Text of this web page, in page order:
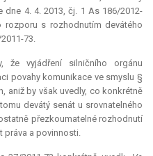
4. 4. 2013, čj. 1 As 186/2012-
s rozhodnutím devátého
73.
že vyjádření silničního orgánu
povahy komunikace ve smyslu §
aniž by však uvedly, co konkrétně
devátý senát u srovnatelného
přezkoumatelné rozhodnutí
práva a povinnosti.